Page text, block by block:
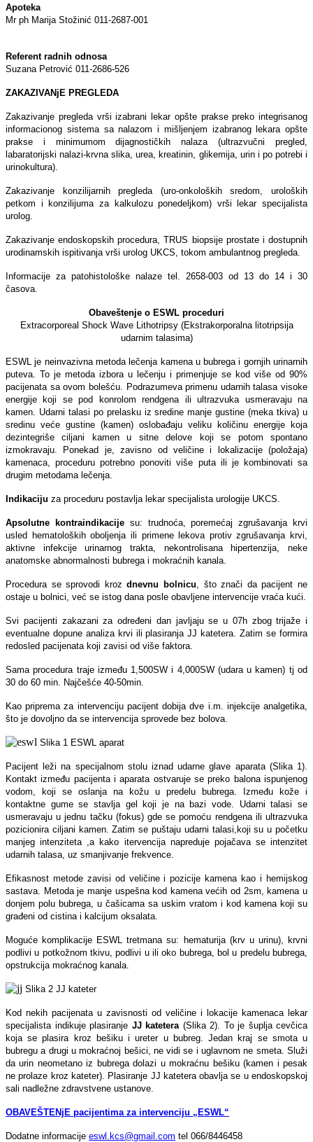
Apoteka
Mr ph Marija Stožinić 011-2687-001
Referent radnih odnosa
Suzana Petrović 011-2686-526
ZAKAZIVANjE PREGLEDA
Zakazivanje pregleda vrši izabrani lekar opšte prakse preko integrisanog
informacionog sistema sa nalazom i mišlјenjem izabranog lekara opšte
prakse i minimumom dijagnostičkih nalaza (ultrazvučni pregled,
labaratorijski nalazi-krvna slika, urea, kreatinin, glikemija, urin i po potrebi i
urinokultura).
Zakazivanje konzilijarnih pregleda (uro-onkoloških sredom, uroloških
petkom i konzilijuma za kalkulozu ponedelјkom) vrši lekar specijalista
urolog.
Zakazivanje endoskopskih procedura, TRUS biopsije prostate i dostupnih
urodinamskih ispitivanja vrši urolog UKCS, tokom ambulantnog pregleda.
Informacije za patohistološke nalaze tel. 2658-003 od 13 do 14 i 30
časova.
Obaveštenje o ESWL proceduri
Extracorporeal Shock Wave Lithotripsy (Ekstrakorporalna litotripsija
udarnim talasima)
ESWL je neinvazivna metoda lečenja kamena u bubrega i gornjih urinarnih
puteva. To je metoda izbora u lečenju i primenjuje se kod više od 90%
pacijenata sa ovom bolešću. Podrazumeva primenu udarnih talasa visoke
energije koji se pod konrolom rendgena ili ultrazvuka usmeravaju na
kamen. Udarni talasi po prelasku iz sredine manje gustine (meka tkiva) u
sredinu veće gustine (kamen) oslobađaju veliku količinu energije koja
dezintegriše ciljani kamen u sitne delove koji se potom spontano
izmokravaju. Ponekad je, zavisno od veličine i lokalizacije (položaja)
kamenaca, proceduru potrebno ponoviti više puta ili je kombinovati sa
drugim metodama lečenja.
Indikaciju za proceduru postavlja lekar specijalista urologije UKCS.
Apsolutne kontraindikacijesu: trudnoća, poremećaj zgrušavanja krvi
usled hematoloških oboljenja ili primene lekova protiv zgrušavanja krvi,
aktivne infekcije urinarnog trakta, nekontrolisana hipertenzija, neke
anatomske abnormalnosti bubrega i mokraćnih kanala.
Procedura se sprovodi krozdnevnu bolnicu , što znači da pacijent ne
ostaje u bolnici, već se istog dana posle obavljene intervencije vraća kući.
Svi pacijenti zakazani za određeni dan javljaju se u 07h zbog trijaže i
eventualne dopune analiza krvi ili plasiranja JJ katetera. Zatim se formira
redosled pacijenata koji zavisi od više faktora.
Sama procedura traje između 1,500SW i 4,000SW (udara u kamen) tj od
30 do 60 min. Najčešće 40-50min.
Kao priprema za intervenciju pacijent dobija dve i.m. injekcije analgetika,
što je dovoljno da se intervencija sprovede bez bolova.
Slika 1 ESWL aparat
Pacijent leži na specijalnom stolu iznad udarne glave aparata (Slika 1).
Kontakt između pacijenta i aparata ostvaruje se preko balona ispunjenog
vodom, koji se oslanja na kožu u predelu bubrega. Između kože i
kontaktne gume se stavlja gel koji je na bazi vode. Udarni talasi se
usmeravaju u jednu tačku (fokus) gde se pomoću rendgena ili ultrazvuka
pozicionira ciljani kamen. Zatim se puštaju udarni talasi,koji su u početku
manjeg intenziteta ,a kako itervencija napreduje pojačava se intenzitet
udarnih talasa, uz smanjivanje frekvence.
Efikasnost metode zavisi od veličine i pozicije kamena kao i hemijskog
sastava. Metoda je manje uspešna kod kamena većih od 2sm, kamena u
donjem polu bubrega, u čašicama sa uskim vratom i kod kamena koji su
građeni od cistina i kalcijum oksalata.
Moguće komplikacije ESWL tretmana su: hematurija (krv u urinu), krvni
podlivi u potkožnom tkivu, podlivi u ili oko bubrega, bol u predelu bubrega,
opstrukcija mokraćnog kanala.
Slika 2 JJ kateter
Kod nekih pacijenata u zavisnosti od veličine i lokacije kamenaca lekar
specijalista indikuje plasiranje JJ katetera (Slika 2). To je šuplja cevčica
koja se plasira kroz bešiku i ureter u bubreg. Jedan kraj se smota u
bubregu a drugi u mokraćnoj bešici, ne vidi se i uglavnom ne smeta. Služi
da urin neometano iz bubrega dolazi u mokraćnu bešiku (kamen i pesak
ne prolaze kroz kateter). Plasiranje JJ katetera obavlja se u endoskopskoj
sali nadležne zdravstvene ustanove.
OBAVEŠTENjE pacijentima za intervenciju „ESWL“
Dodatne informacije eswl.kcs@gmail.com tel 066/8446458